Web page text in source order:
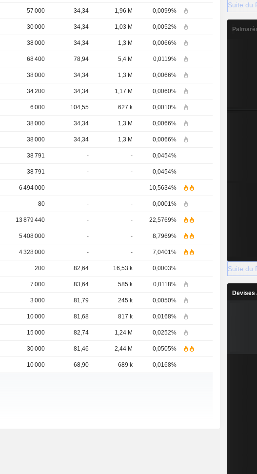
57 000 34,34 1,96 M 0,0099%
30 000 34,34 1,03 M 0,0052%
38 000 34,34 1,3 M 0,0066%
68 400 78,94 5,4 M 0,0119%
38 000 34,34 1,3 M 0,0066%
34 200 34,34 1,17 M 0,0060%
6 000 104,55 627 k 0,0010%
38 000 34,34 1,3 M 0,0066%
38 000 34,34 1,3 M 0,0066%
38 791 - - 0,0454%
38 791 - - 0,0454%
6 494 000 - - 10,5634%
80 - - 0,0001%
13 879 440 - - 22,5769%
5 408 000 - - 8,7969%
4 328 000 - - 7,0401%
200 82,64 16,53 k 0,0003%
7 000 83,64 585 k 0,0118%
3 000 81,79 245 k 0,0050%
10 000 81,68 817 k 0,0168%
15 000 82,74 1,24 M 0,0252%
30 000 81,46 2,44 M 0,0505%
10 000 68,90 689 k 0,0168%
Suite du
Suite du
Devises